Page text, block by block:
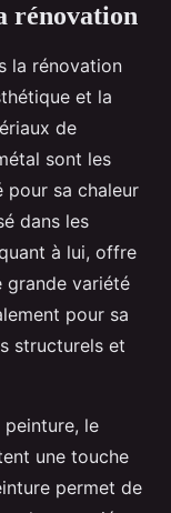
rénovation
la rénovation
et la
de
sont les
pour sa chaleur
dans les
à lui, offre
grande variété
pour sa
structurels et
le
une touche
permet de